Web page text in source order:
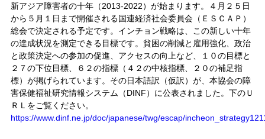
新アジア障害者の十年（2013-2022）が始まります。４月２５日
から５月１日まで開催される国連経済社会委員会（ＥＳＣＡＰ）
総会で決定される予定です。インチョン戦略は、この新しい十年
の達成状況を測定できる目標です。貧困の削減と雇用強化、政治
と政策決定への参加の促進、アクセスの向上など、１０の目標と
２７の下位目標、６２の指標（４２の中核指標、２０の補足指
標）が掲げられています。その日本語訳（仮訳）が、本協会の障
害保健福祉研究情報システム（DINF）に公表されました。下のＵ
ＲＬをご覧ください。
https://www.dinf.ne.jp/doc/japanese/twg/escap/